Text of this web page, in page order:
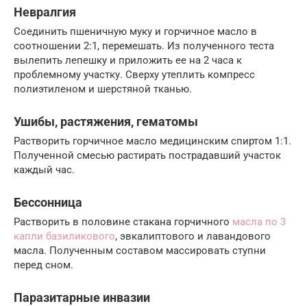
Невралгия
Соединить пшеничную муку и горчичное масло в
соотношении 2:1, перемешать. Из полученного теста
вылепить лепешку и приложить ее на 2 часа к
проблемному участку. Сверху утеплить компресс
полиэтиленом и шерстяной тканью.
Ушибы, растяжения, гематомы
Растворить горчичное масло медицинским спиртом 1:1.
Полученной смесью растирать пострадавший участок
каждый час.
Бессонница
Растворить в половине стакана горчичного масла по 3
капли базиликового, эвкалиптового и лавандового
масла. Полученным составом массировать ступни
перед сном.
Паразитарные инвазии